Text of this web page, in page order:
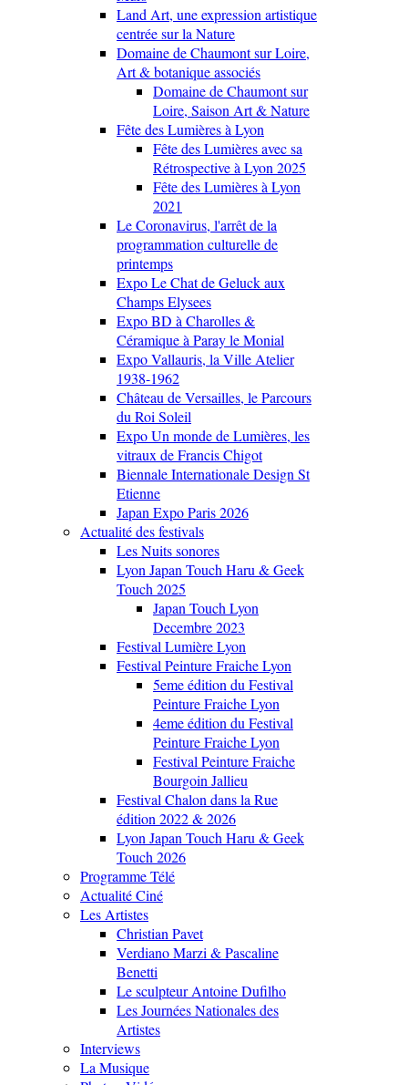
Land Art, une expression artistique
centrée sur la Nature
Domaine de Chaumont sur Loire,
Art & botanique associés
Domaine de Chaumont sur
Loire, Saison Art & Nature
Fête des Lumières à Lyon
Fête des Lumières avec sa
Rétrospective à Lyon 2025
Fête des Lumières à Lyon
2021
Le Coronavirus, l'arrêt de la
programmation culturelle de
printemps
Expo Le Chat de Geluck aux
Champs Elysees
Expo BD à Charolles &
Céramique à Paray le Monial
Expo Vallauris, la Ville Atelier
1938-1962
Château de Versailles, le Parcours
du Roi Soleil
Expo Un monde de Lumières, les
vitraux de Francis Chigot
Biennale Internationale Design St
Etienne
Japan Expo Paris 2026
Actualité des festivals
Les Nuits sonores
Lyon Japan Touch Haru & Geek
Touch 2025
Japan Touch Lyon
Decembre 2023
Festival Lumière Lyon
Festival Peinture Fraiche Lyon
5eme édition du Festival
Peinture Fraiche Lyon
4eme édition du Festival
Peinture Fraiche Lyon
Festival Peinture Fraiche
Bourgoin Jallieu
Festival Chalon dans la Rue
édition 2022 & 2026
Lyon Japan Touch Haru & Geek
Touch 2026
Programme Télé
Actualité Ciné
Les Artistes
Christian Pavet
Verdiano Marzi & Pascaline
Benetti
Le sculpteur Antoine Dufilho
Les Journées Nationales des
Artistes
Interviews
La Musique